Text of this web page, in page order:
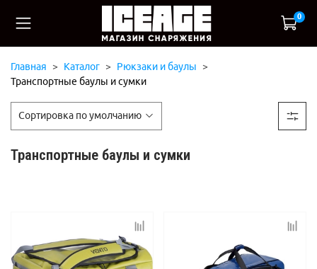
0
Главная Каталог
Рюкзаки и баулы
Транспортные баулы и сумки
Транспортные баулы и сумки